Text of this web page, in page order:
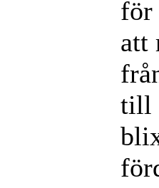
för
att
till